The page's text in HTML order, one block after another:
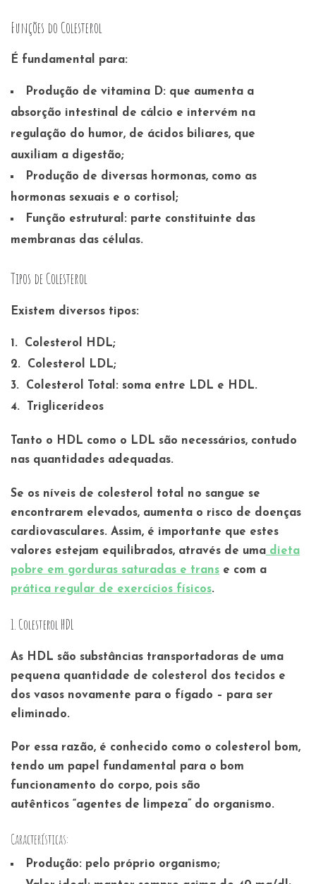
Funções do Colesterol
É fundamental para:
Produção de vitamina D: que aumenta a
absorção intestinal de cálcio e intervém na
regulação do humor, de ácidos biliares, que
auxiliam a digestão;
Produção de diversas hormonas, como as
hormonas sexuais e o cortisol;
Função estrutural: parte constituinte das
membranas das células.
Tipos de Colesterol
Existem diversos tipos:
Colesterol HDL;
Colesterol LDL;
Colesterol Total: soma entre LDL e HDL.
Triglicerídeos
Tanto o HDL como o LDL são necessários, contudo
nas quantidades adequadas.
Se os níveis de colesterol total no sangue se
encontrarem elevados, aumenta o risco de doenças
cardiovasculares. Assim, é importante que estes
valores estejam equilibrados, através de uma dieta
pobre em gorduras saturadas e trans e com a
prática regular de exercícios físicos.
1. Colesterol HDL
As HDL são substâncias transportadoras de uma
pequena quantidade de colesterol dos tecidos e
dos vasos novamente para o fígado – para ser
eliminado.
Por essa razão, é conhecido como o colesterol bom,
tendo um papel fundamental para o bom
funcionamento do corpo, pois são
autênticos “agentes de limpeza” do organismo.
Características:
Produção: pelo próprio organismo;